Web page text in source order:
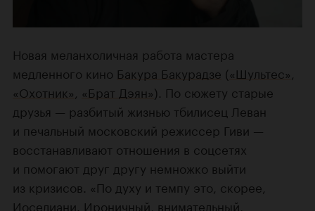
Новая меланхоличная работа мастера
медленного кино Бакура Бакурадзе («Шультес»
«Охотник» «Брат Дэян»). По сюжету старые
друзья — разбитый жизнью тбилисец Леван
и печальный московский режиссер Гиви —
восстанавливают отношения в соцсетях
и помогают друг другу немножко выйти
из кризисов. «По духу и темпу это, скорее,
Иоселиани. Ироничный, внимательный,